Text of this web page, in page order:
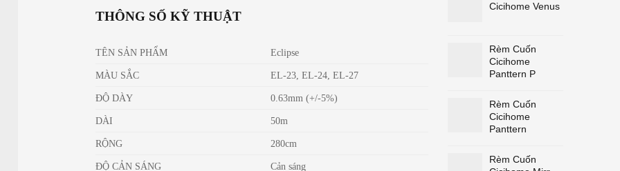
THÔNG SỐ KỸ THUẬT
TÊN SẢN PHẨM Eclipse
MÀU SẮC EL-23, EL-24, EL-27
ĐỘ DÀY 0.63mm (+/-5%)
DÀI 50m
RỘNG 280cm
ĐỘ CẢN SÁNG Cản sáng
Cicihome Venus
Rèm Cuốn
Cicihome
Panttern P
Rèm Cuốn
Cicihome
Panttern
Rèm Cuốn